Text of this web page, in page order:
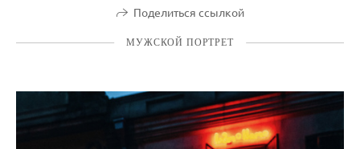
Поделиться ссылкой
МУЖСКОЙ ПОРТРЕТ